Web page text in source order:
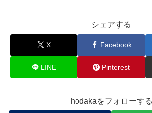
シェアする
X Facebook
LINE Pinterest
hodakaをフォローする